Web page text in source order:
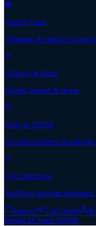
Kantor Pusat
Pimpinan & struktur
Wilayah & Huria
Distrik, Resort & Huria
Pelayan HKBP
Direktori pendeta & pelayan
Cek Dokumen
Verifikasi keaslian
Aspirasi Cari Gereja
Masuk ke Akun HKBP